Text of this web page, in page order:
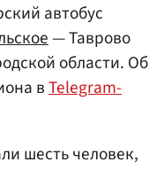
автобус
— Таврово
области. Об
вTelegram-
шесть человек,